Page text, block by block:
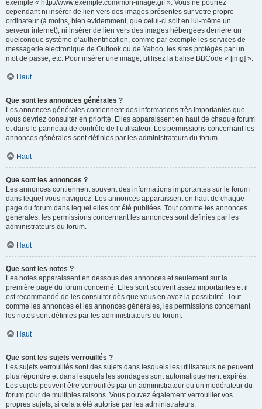
exemple « http://www.exemple.com/mon-image.gif ». Vous ne pourrez
cependant ni insérer de lien vers des images présentes sur votre propre
ordinateur (à moins, bien évidemment, que celui-ci soit en lui-même un
serveur internet), ni insérer de lien vers des images hébergées derrière un
quelconque système d’authentification, comme par exemple les services de
messagerie électronique de Outlook ou de Yahoo, les sites protégés par un
mot de passe, etc. Pour insérer une image, utilisez la balise BBCode « [img] ».
Haut
Que sont les annonces générales ?
Les annonces générales contiennent des informations très importantes que
vous devriez consulter en priorité. Elles apparaissent en haut de chaque forum
et dans le panneau de contrôle de l’utilisateur. Les permissions concernant les
annonces générales sont définies par les administrateurs du forum.
Haut
Que sont les annonces ?
Les annonces contiennent souvent des informations importantes sur le forum
dans lequel vous naviguez. Les annonces apparaissent en haut de chaque
page du forum dans lequel elles ont été publiées. Tout comme les annonces
générales, les permissions concernant les annonces sont définies par les
administrateurs du forum.
Haut
Que sont les notes ?
Les notes apparaissent en dessous des annonces et seulement sur la
première page du forum concerné. Elles sont souvent assez importantes et il
est recommandé de les consulter dès que vous en avez la possibilité. Tout
comme les annonces et les annonces générales, les permissions concernant
les notes sont définies par les administrateurs du forum.
Haut
Que sont les sujets verrouillés ?
Les sujets verrouillés sont des sujets dans lesquels les utilisateurs ne peuvent
plus répondre et dans lesquels les sondages sont automatiquement expirés.
Les sujets peuvent être verrouillés par un administrateur ou un modérateur du
forum pour de multiples raisons. Vous pouvez également verrouiller vos
propres sujets, si cela a été autorisé par les administrateurs.